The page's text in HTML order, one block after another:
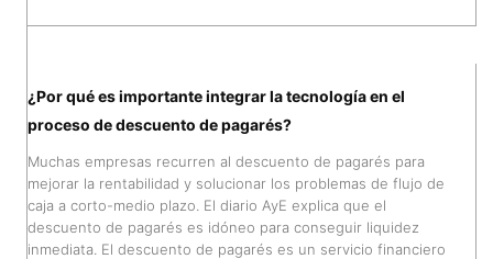
¿Por qué es importante integrar la tecnología en el
proceso de descuento de pagarés?
Muchas empresas recurren al descuento de pagarés para
mejorar la rentabilidad y solucionar los problemas de flujo de
caja a corto-medio plazo. El diario AyE explica que el
descuento de pagarés es idóneo para conseguir liquidez
inmediata. El descuento de pagarés es un servicio financiero